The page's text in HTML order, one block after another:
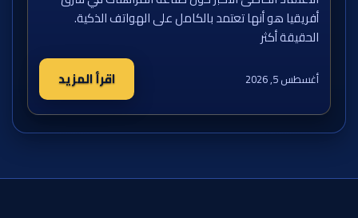
أفريقيا هو أنها تعتمد بالكامل على الهواتف الذكية.
الحقيقة أكثر
أغسطس 5, 2026 اقرأ المزيد